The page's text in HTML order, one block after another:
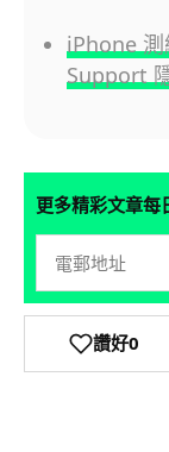
iPhone
Support
更多精彩文章每
讚好0